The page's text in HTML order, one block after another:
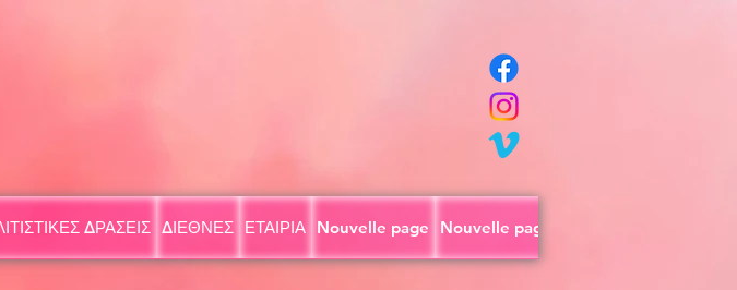
ΔΡΑΣΕΙΣ ΔΙΕΘΝΕΣ ΕΤΑΙΡΙΑ Nouvelle page Nouvelle page